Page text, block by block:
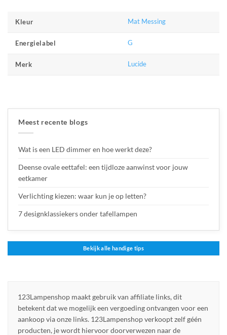
Kleur Mat Messing
Energielabel G
Merk Lucide
Meest recente blogs
Wat is een LED dimmer en hoe werkt deze?
Deense ovale eettafel: een tijdloze aanwinst voor jouw
eetkamer
Verlichting kiezen: waar kun je op letten?
7 designklassiekers onder tafellampen
Bekijk alle handige tips
123Lampenshop maakt gebruik van affiliate links, dit
betekent dat we mogelijk een vergoeding ontvangen voor een
aankoop via onze links. 123Lampenshop verkoopt zelf géén
producten, je wordt hiervoor doorverwezen naar de